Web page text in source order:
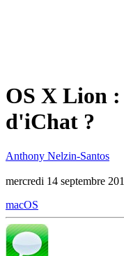
OS X Lion
d'iChat ?
Anthony Nelzin-Santos
mercredi 14 septembre
macOS